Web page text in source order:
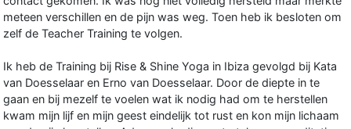
meteen verschillen en de pijn was weg. Toen heb ik besloten om
zelf de Teacher Training te volgen.
Ik heb de Training bij Rise & Shine Yoga in Ibiza gevolgd bij Kata
van Doesselaar en Erno van Doesselaar. Door de diepte in te
gaan en bij mezelf te voelen wat ik nodig had om te herstellen
kwam mijn lijf en mijn geest eindelijk tot rust en kon mijn lichaam